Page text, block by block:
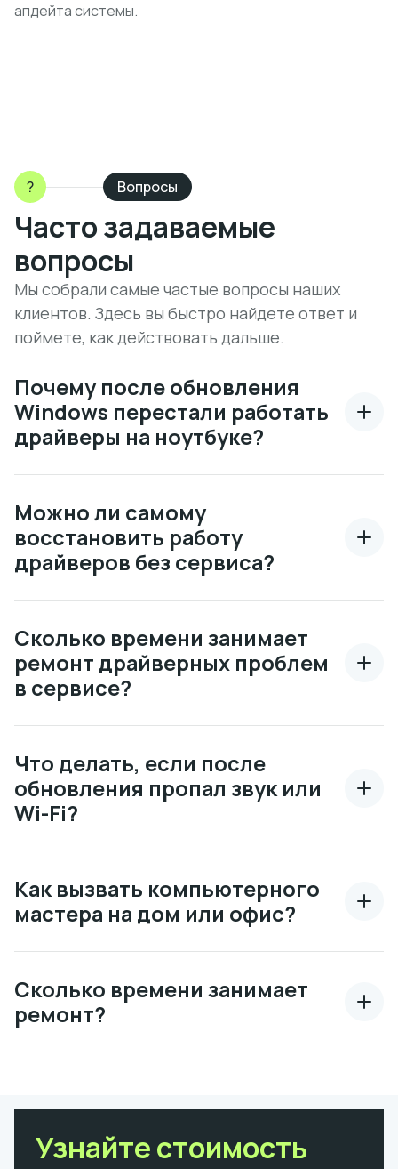
апдейта системы.
? Вопросы
Часто задаваемые
вопросы
Мы собрали самые частые вопросы наших
клиентов. Здесь вы быстро найдете ответ и
поймете, как действовать дальше.
Почему после обновления
Windows перестали работать
драйверы на ноутбуке?
Можно ли самому
восстановить работу
драйверов без сервиса?
Сколько времени занимает
ремонт драйверных проблем
в сервисе?
Что делать, если после
обновления пропал звук или
Wi-Fi?
Как вызвать компьютерного
мастера на дом или офис?
Сколько времени занимает
ремонт?
Узнайте стоимость